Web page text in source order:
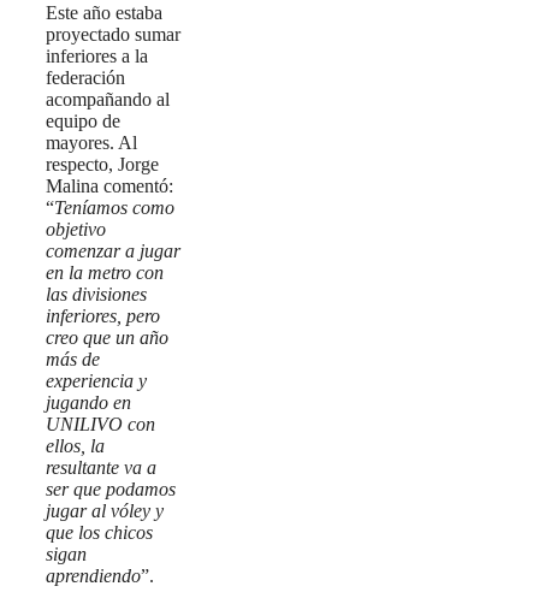
Este año estaba
proyectado sumar
inferiores a la
federación
acompañando al
equipo de
mayores. Al
respecto, Jorge
Malina comentó:
“Teníamos como
objetivo
comenzar a jugar
en la metro con
las divisiones
inferiores, pero
creo que un año
más de
experiencia y
jugando en
UNILIVO con
ellos, la
resultante va a
ser que podamos
jugar al vóley y
que los chicos
sigan
aprendiendo”.